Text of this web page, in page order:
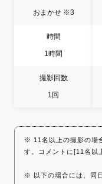
おまかせ ※3
時間
1時間
撮影回数
1回
※ 11名以上の撮影の場
す。コメントに[11名以
※ 以下の場合には、同